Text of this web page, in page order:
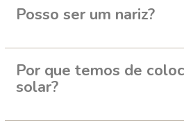
Posso ser um nariz?
Por que temos de
solar?